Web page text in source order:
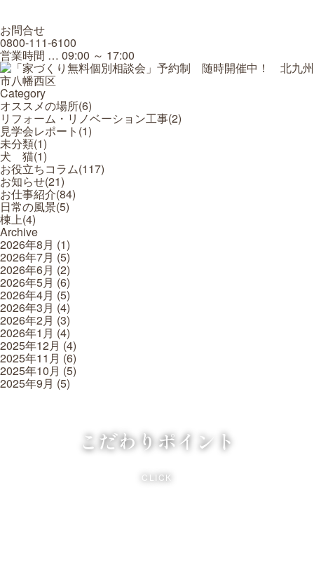
お問合せ
0800-111-6100
営業時間 … 09:00 ～ 17:00
Category
オススメの場所(6)
リフォーム・リノベーション工事(2)
見学会レポート(1)
未分類(1)
犬 猫(1)
お役立ちコラム(117)
お知らせ(21)
お仕事紹介(84)
日常の風景(5)
棟上(4)
Archive
2026年8月 (1)
2026年7月 (5)
2026年6月 (2)
2026年5月 (6)
2026年4月 (5)
2026年3月 (4)
2026年2月 (3)
2026年1月 (4)
2025年12月 (4)
2025年11月 (6)
2025年10月 (5)
2025年9月 (5)
こだわりポイント
CLICK